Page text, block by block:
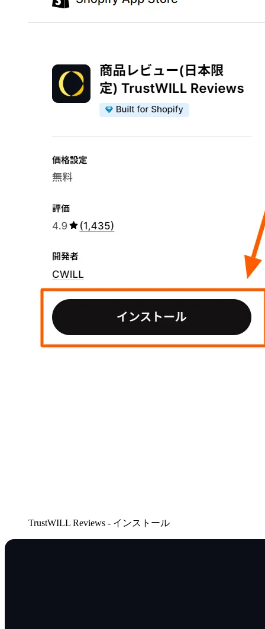
TrustWILL Reviews - インストール